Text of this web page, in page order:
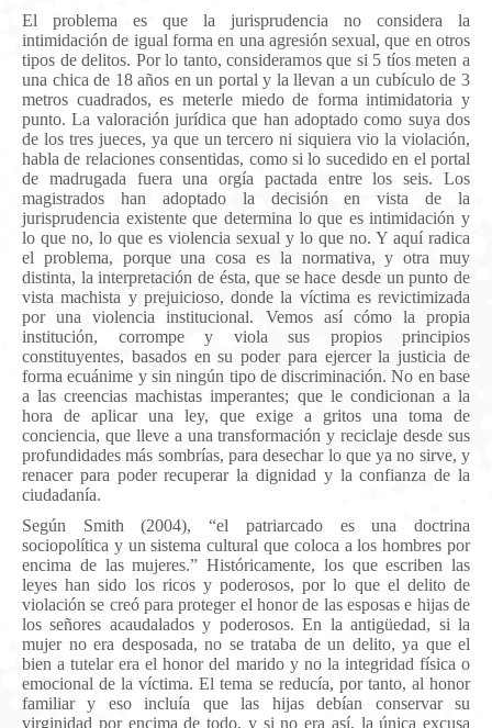
El problema es que la jurisprudencia no considera la
intimidación de igual forma en una agresión sexual, que en otros
tipos de delitos. Por lo tanto, consideramos que si 5 tíos meten a
una chica de 18 años en un portal y la llevan a un cubículo de 3
metros cuadrados, es meterle miedo de forma intimidatoria y
punto.La valoración jurídica que han adoptado como suya dos
de los tres jueces, ya que un tercero ni siquiera vio la violación,
habla de relaciones consentidas, como si lo sucedido en el portal
de madrugada fuera una orgía pactada entre los seis. Los
magistrados han adoptado la decisión en vista de la
jurisprudencia existente que determina lo que es intimidación y
lo que no, lo que es violencia sexual y lo que no. Y aquí radica
el problema, porque una cosa es la normativa, y otra muy
distinta, la interpretación de ésta, que se hace desde un punto de
vista machista y prejuicioso, donde la víctima es revictimizada
por una violencia institucional. Vemos así cómo la propia
institución, corrompe y viola sus propios principios
constituyentes, basados en su poder para ejercer la justicia de
forma ecuánime y sin ningún tipo de discriminación. No en base
a las creencias machistas imperantes; que le condicionan a la
hora de aplicar una ley, que exige a gritos una toma de
conciencia, que lleve a una transformación y reciclaje desde sus
profundidades más sombrías, para desechar lo que ya no sirve, y
renacer para poder recuperar la dignidad y la confianza de la
ciudadanía.
Según Smith (2004), “el patriarcado es una doctrina
sociopolítica y un sistema cultural que coloca a los hombres por
encima de las mujeres.” Históricamente, los que escriben las
leyes han sido los ricos y poderosos, por lo que el delito de
violación se creó para proteger el honor de las esposas e hijas de
los señores acaudalados y poderosos. En la antigüedad, si la
mujer no era desposada, no se trataba de un delito, ya que el
bien a tutelar era el honor del marido y no la integridad física o
emocional de la víctima. El tema se reducía, por tanto, al honor
familiar y eso incluía que las hijas debían conservar su
virginidad por encima de todo, y si no era así, la única excusa